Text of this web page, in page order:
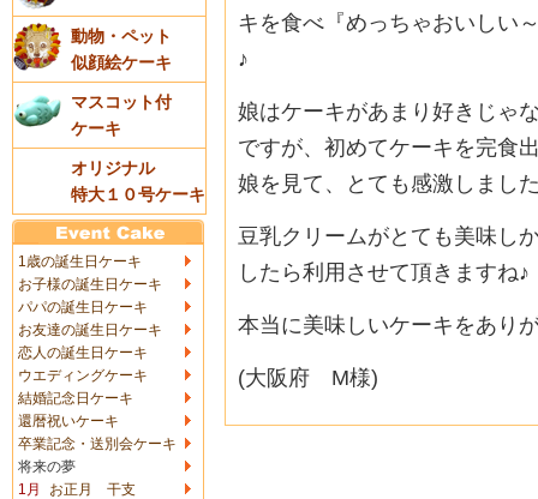
動物・ペット
似顔絵ケーキ
マスコット付
ケーキ
オリジナル
特大１０号ケーキ
1歳の誕生日ケーキ
お子様の誕生日ケーキ
パパの誕生日ケーキ
お友達の誕生日ケーキ
恋人の誕生日ケーキ
ウエディングケーキ
結婚記念日ケーキ
還暦祝いケーキ
卒業記念・送別会ケーキ
将来の夢
1月
お正月 干支
キを食べ『めっちゃおいしい
♪
娘はケーキがあまり好きじゃ
ですが、初めてケーキを完食
娘を見て、とても感激しまし
豆乳クリームがとても美味し
したら利用させて頂きますね♪
本当に美味しいケーキをあり
(大阪府 M様)